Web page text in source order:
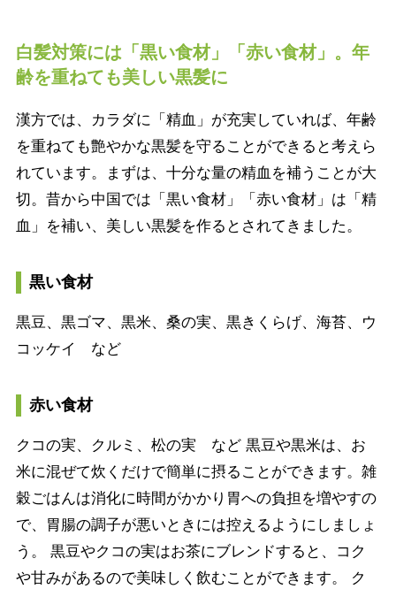
白髪対策には「黒い食材」「赤い食材」。年
齢を重ねても美しい黒髪に
漢方では、カラダに「精血」が充実していれば、年齢
を重ねても艶やかな黒髪を守ることができると考えら
れています。まずは、十分な量の精血を補うことが大
切。昔から中国では「黒い食材」「赤い食材」は「精
血」を補い、美しい黒髪を作るとされてきました。
黒い食材
黒豆、黒ゴマ、黒米、桑の実、黒きくらげ、海苔、ウ
コッケイ など
赤い食材
クコの実、クルミ、松の実 など 黒豆や黒米は、お
米に混ぜて炊くだけで簡単に摂ることができます。雑
穀ごはんは消化に時間がかかり胃への負担を増やすの
で、胃腸の調子が悪いときには控えるようにしましょ
う。 黒豆やクコの実はお茶にブレンドすると、コク
や甘みがあるので美味しく飲むことができます。 ク